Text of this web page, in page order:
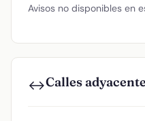
Avisos no disponibles en
↔️Calles